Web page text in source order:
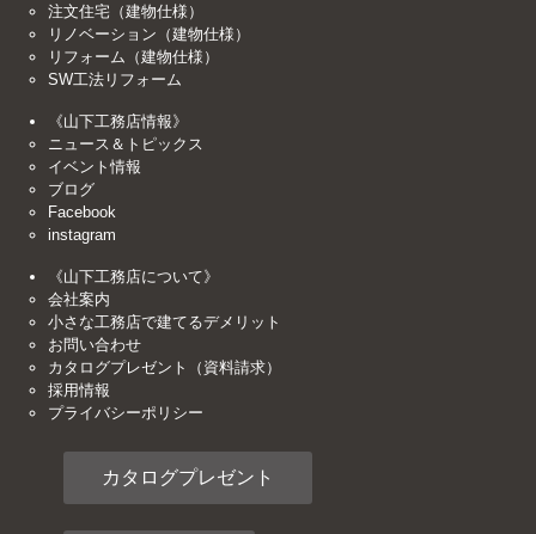
注文住宅（建物仕様）
リノベーション（建物仕様）
リフォーム（建物仕様）
SW工法リフォーム
《山下工務店情報》
ニュース＆トピックス
イベント情報
ブログ
Facebook
instagram
《山下工務店について》
会社案内
小さな工務店で建てるデメリット
お問い合わせ
カタログプレゼント（資料請求）
採用情報
プライバシーポリシー
カタログプレゼント